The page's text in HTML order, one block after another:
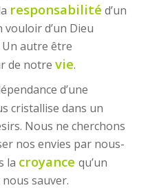
responsabilité d’un
d’un Dieu
autre être
de notre vie.
d’une
cristallise dans un
Nous ne cherchons
nos envies par nous-
la croyance qu’un
sauver.